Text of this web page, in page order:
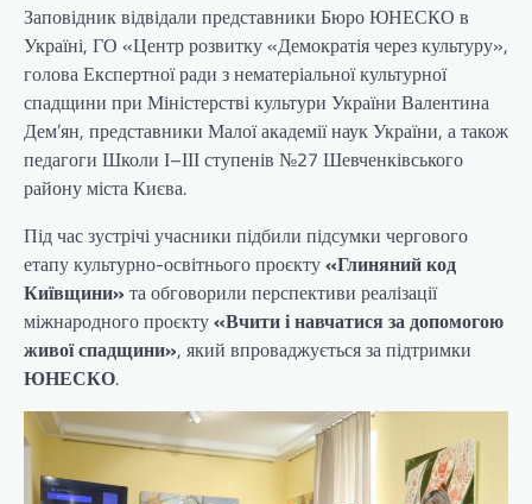
Заповідник відвідали представники Бюро ЮНЕСКО в
Україні, ГО «Центр розвитку «Демократія через культуру»,
голова Експертної ради з нематеріальної культурної
спадщини при Міністерстві культури України Валентина
Дем’ян, представники Малої академії наук України, а також
педагоги Школи І–ІІІ ступенів №27 Шевченківського
району міста Києва.
Під час зустрічі учасники підбили підсумки чергового
етапу культурно-освітнього проєкту«Глиняний код
Київщини» та обговорили перспективи реалізації
міжнародного проєкту«Вчити і навчатися за допомогою
живої спадщини», який впроваджується за підтримки
ЮНЕСКО.